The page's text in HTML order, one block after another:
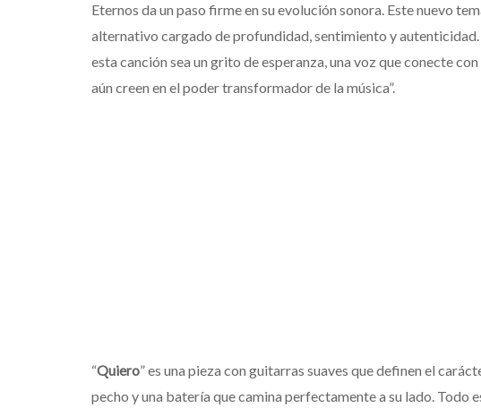
Eternos da un paso firme en su evolución sonora. Este nuevo
alternativo cargado de profundidad, sentimiento y
esta canción sea un grito de esperanza, una voz que conecte
aún creen en el poder transformador de la música”.
“Quiero” es una pieza con guitarras suaves que definen el
pecho y una batería que camina perfectamente a su lado. Todo